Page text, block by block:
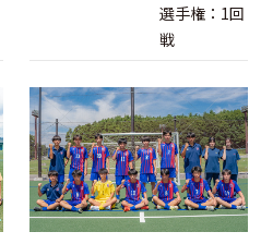
選手権：1回
戦